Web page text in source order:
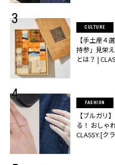
CULTURE
【手土産４
持参」見栄
とは？ |
FASHION
【ブルガリ
る！ おしゃ
CLASSY.[ク